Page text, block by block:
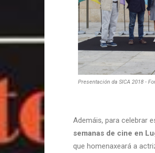
Presentación da SICA 2018 -
Ademáis, para celebrar
semanas de cine en
que homenaxeará a